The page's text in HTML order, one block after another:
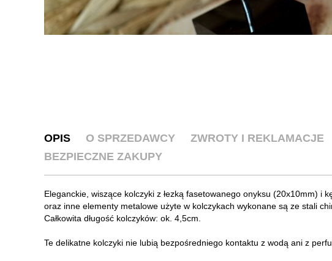
OPIS O SPRZEDAWCY ZWROTY I REKLAMACJE
BEZPIECZNE ZAKUPY
Eleganckie, wiszące kolczyki z łezką fasetowanego onyksu (20x10mm) i
oraz inne elementy metalowe użyte w kolczykach wykonane są ze stali
Całkowita długość kolczyków: ok. 4,5cm.
Te delikatne kolczyki nie lubią bezpośredniego kontaktu z wodą ani z